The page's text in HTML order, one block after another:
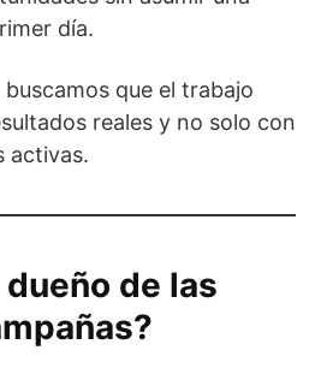
día.
que el trabajo
reales y no solo con
activas.
de las